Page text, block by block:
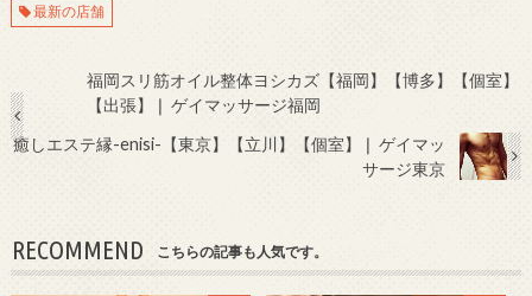
最新の店舗
福岡スリ筋オイル整体ヨシカズ【福岡】【博多】【個室】
【出張】❘ ゲイマッサージ福岡
癒しエステ縁-enisi-【東京】【立川】【個室】❘ ゲイマッ
サージ東京
RECOMMEND こちらの記事も人気です。